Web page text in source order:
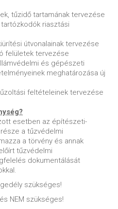
tűzidő tartamának tervezése
riasztási
útvonalainak tervezése
felületek tervezése
és gépészeti
meghatározása új
feltételeinek tervezése
esetben az építészeti-
a tűzvédelmi
a törvény és annak
tűzvédelmi
dokumentálását
szükséges!
NEM szükséges!